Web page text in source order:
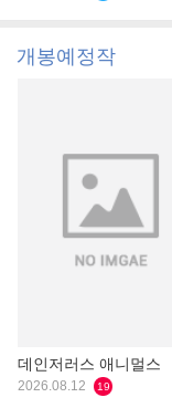
개봉예정작
데인저러스 애니멀스
2026.08.12 19